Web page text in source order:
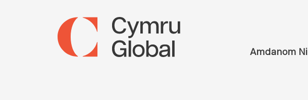
Amdanom Ni